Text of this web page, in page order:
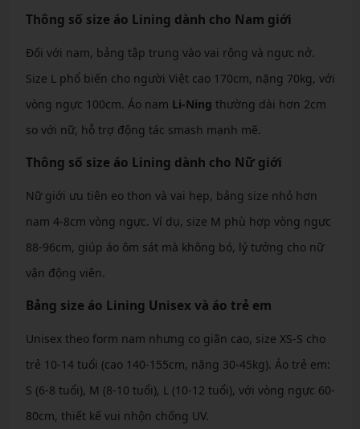
Thông số size áo Lining dành cho Nam giới
Đối với nam, bảng tập trung vào vai rộng và ngực nở.
Size L phổ biến cho người Việt cao 170cm, nặng 70kg, với
vòng ngực 100cm. Áo nam Li-Ning thường dài hơn 2cm
so với nữ, hỗ trợ động tác smash mạnh mẽ.
Thông số size áo Lining dành cho Nữ giới
Nữ giới ưu tiên eo thon và vai hẹp, bảng size nhỏ hơn
nam 4-8cm vòng ngực. Ví dụ, size M phù hợp vòng ngực
88-96cm, giúp áo ôm sát mà không bó, lý tưởng cho nữ
vận động viên.
Bảng size áo Lining Unisex và áo trẻ em
Unisex theo form nam nhưng co giãn cao, size XS-S cho
trẻ 10-14 tuổi (cao 140-155cm, nặng 30-45kg). Áo trẻ em:
S (6-8 tuổi), M (8-10 tuổi), L (10-12 tuổi), với vòng ngực 60-
80cm, thiết kế vui nhộn chống UV.